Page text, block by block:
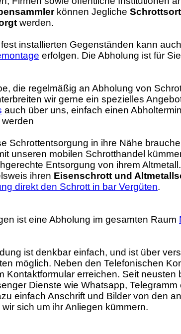
können Jegliche
werden.
installierten Gegenständen kann
erfolgen. Die Abholung ist für
die regelmäßig an Abholung von
wir gerne ein spezielles
auch über uns, einfach einen
werden
Schrottentsorgung in ihre Nähe
unseren mobilen Schrotthandel
Entsorgung von ihrem
ihren Eisenschrott und
direkt den Schrott in bar Vergüten.
ist eine Abholung im gesamten Raum
ist denkbar einfach, und ist über
möglich. Neben den Telefonischen
Kontaktformular erreichen. Seit neusten
Dienste wie Whatsapp,
einfach Anschrift und Bilder von den
sich um ihr Anliegen kümmern.